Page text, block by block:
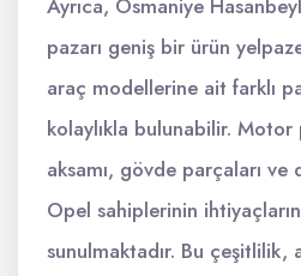
Ayrıca, Osmaniye
pazarı geniş bir ürün
araç modellerine ait farklı
kolaylıkla bulunabilir.
aksamı, gövde parçaları
Opel sahiplerinin
sunulmaktadır. Bu çeşitlilik,